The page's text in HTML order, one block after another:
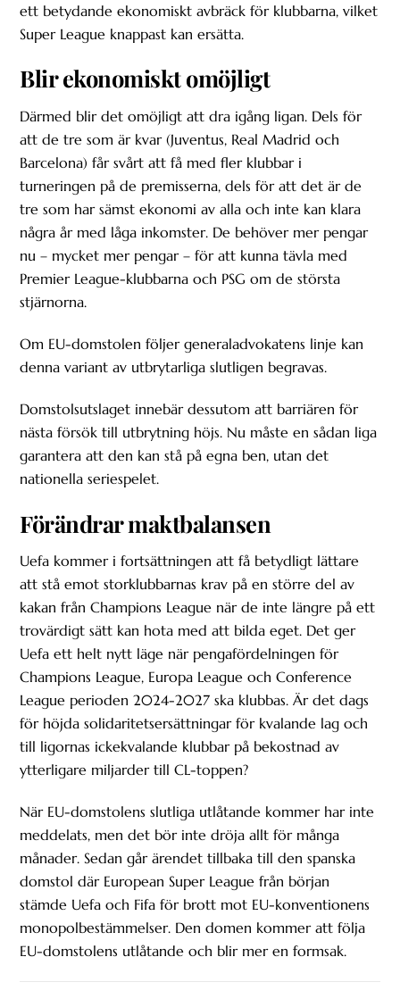
ett betydande ekonomiskt avbräck för klubbarna, vilket
Super League knappast kan ersätta.
Blir ekonomiskt omöjligt
Därmed blir det omöjligt att dra igång ligan. Dels för
att de tre som är kvar (Juventus, Real Madrid och
Barcelona) får svårt att få med fler klubbar i
turneringen på de premisserna, dels för att det är de
tre som har sämst ekonomi av alla och inte kan klara
några år med låga inkomster. De behöver mer pengar
nu – mycket mer pengar – för att kunna tävla med
Premier League-klubbarna och PSG om de största
stjärnorna.
Om EU-domstolen följer generaladvokatens linje kan
denna variant av utbrytarliga slutligen begravas.
Domstolsutslaget innebär dessutom att barriären för
nästa försök till utbrytning höjs. Nu måste en sådan liga
garantera att den kan stå på egna ben, utan det
nationella seriespelet.
Förändrar maktbalansen
Uefa kommer i fortsättningen att få betydligt lättare
att stå emot storklubbarnas krav på en större del av
kakan från Champions League när de inte längre på ett
trovärdigt sätt kan hota med att bilda eget. Det ger
Uefa ett helt nytt läge när pengafördelningen för
Champions League, Europa League och Conference
League perioden 2024-2027 ska klubbas. Är det dags
för höjda solidaritetsersättningar för kvalande lag och
till ligornas ickekvalande klubbar på bekostnad av
ytterligare miljarder till CL-toppen?
När EU-domstolens slutliga utlåtande kommer har inte
meddelats, men det bör inte dröja allt för många
månader. Sedan går ärendet tillbaka till den spanska
domstol där European Super League från början
stämde Uefa och Fifa för brott mot EU-konventionens
monopolbestämmelser. Den domen kommer att följa
EU-domstolens utlåtande och blir mer en formsak.